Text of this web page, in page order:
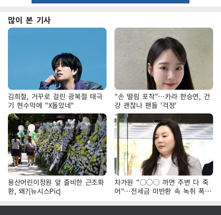
많이 본 기사
김희철, 거꾸로 걸린 광복절 태극
기 현수막에 "X돌았네"
"손 떨림 포착"…카라 한승연, 건
강 괜찮나 팬들 '걱정'
용산어린이정원 앞 즐비한 근조화
환, 왜?[뉴시스Pic]
차가원 "○○○ 까면 주변 다 죽
어"…전세금 미반환 속 녹취 폭로
파장